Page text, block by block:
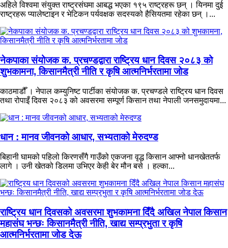
अहिले विश्वमा संयुक्त राष्ट्रसंघमा आबद्ध भएका १९५ राष्ट्रहरू छन् । यिनमा दुई
राष्ट्रहरू प्यालेष्टाइन र भेटिकन पर्यवक्षक सदस्यको हैसियतमा रहेका छन् ।...
नेकपाका संयोजक क. प्रचण्डद्वारा राष्ट्रिय धान दिवस २०८३ को
शुभकामना, किसानमैत्री नीति र कृषि आत्मनिर्भरतामा जोड
काठमाडौँ । नेपाल कम्युनिष्ट पार्टीका संयोजक क. प्रचण्डले राष्ट्रिय धान दिवस
तथा रोपाइँ दिवस २०८३ को अवसरमा सम्पूर्ण किसान तथा नेपाली जनसमुदायमा...
धान : मानव जीवनको आधार, सभ्यताको मेरुदण्ड
बिहानी घामको पहिलो किरणसँगै गाउँको एकजना वृद्ध किसान आफ्नो धानखेततर्फ
लागे । उनी खेतको डिलमा उभिएर केही बेर मौन बसे । हल्का...
राष्ट्रिय धान दिवसको अवसरमा शुभकामना दिँदै अखिल नेपाल किसान
महासंघ भन्छः किसानमैत्री नीति, खाद्य सम्प्रभुता र कृषि
आत्मनिर्भरतामा जोड देऊ